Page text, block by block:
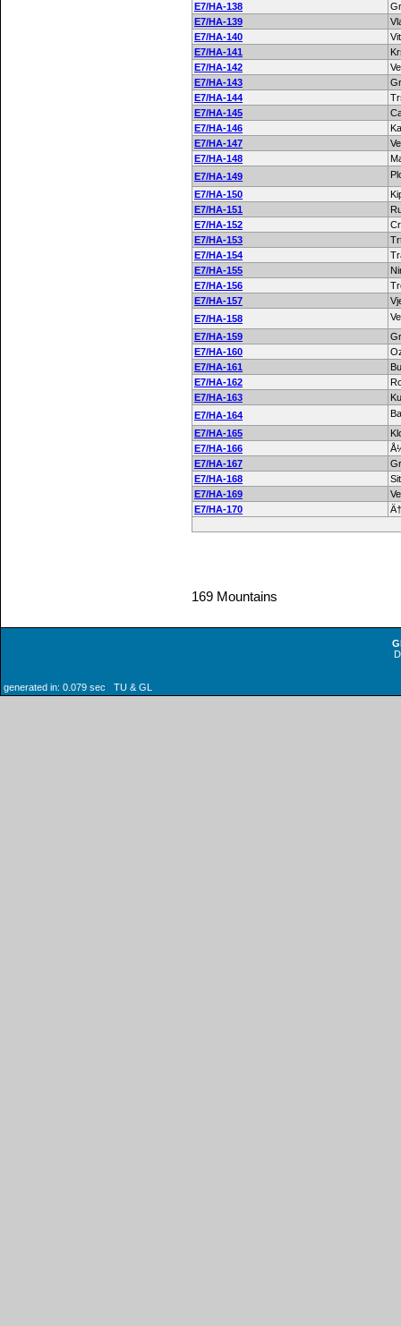
E7/HA-138
E7/HA-139
E7/HA-140
E7/HA-141
E7/HA-142
E7/HA-143
E7/HA-144
E7/HA-145
E7/HA-146
E7/HA-147
E7/HA-148
E7/HA-149
E7/HA-150
E7/HA-151
E7/HA-152
E7/HA-153
E7/HA-154
E7/HA-155
E7/HA-156
E7/HA-157
E7/HA-158
E7/HA-159
E7/HA-160
E7/HA-161
E7/HA-162
E7/HA-163
E7/HA-164
E7/HA-165
E7/HA-166
E7/HA-167
E7/HA-168
E7/HA-169
E7/HA-170
169 Mountains
generated in: 0.079 sec TU & GL